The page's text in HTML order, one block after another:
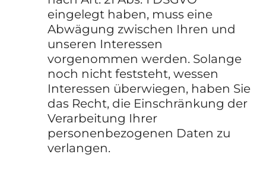
eingelegt haben, muss eine
Abwägung zwischen Ihren und
unseren Interessen
vorgenommen werden. Solange
noch nicht feststeht, wessen
Interessen überwiegen, haben Sie
das Recht, die Einschränkung der
Verarbeitung Ihrer
personenbezogenen Daten zu
verlangen.